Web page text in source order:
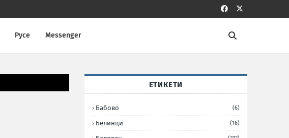
Русе Messenger
ЕТИКЕТИ
Бабово (6)
Белинци (16)